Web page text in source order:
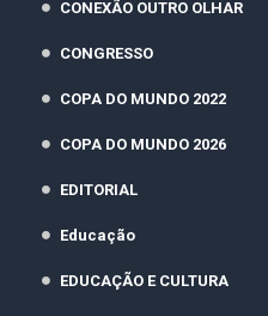
CONEXÃO OUTRO OLHAR
CONGRESSO
COPA DO MUNDO 2022
COPA DO MUNDO 2026
EDITORIAL
Educação
EDUCAÇÃO E CULTURA